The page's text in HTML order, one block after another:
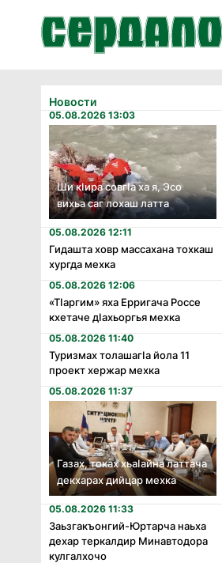
Новости
05.08.2026 13:03
Ши кӏира совгӏа ха я, Эсо
вихьа саг лохаш латта
05.08.2026 12:11
Гидашта ховр массахана тохкаш
хургда мехка
05.08.2026 12:06
«Тӏаргим» яха Ерригача Россе
кхетаче дӏахьоргья мехка
05.08.2026 11:40
Туризмах толашагӏа йола 11
проект хержар мехка
05.08.2026 11:37
Газах, токах хьаӏайна латтача
декхарах дийцар мехка
05.08.2026 11:33
Заьзгакъонгий-Юртарча наьха
дехар теркалдир Минавтодора
кулгалхочо